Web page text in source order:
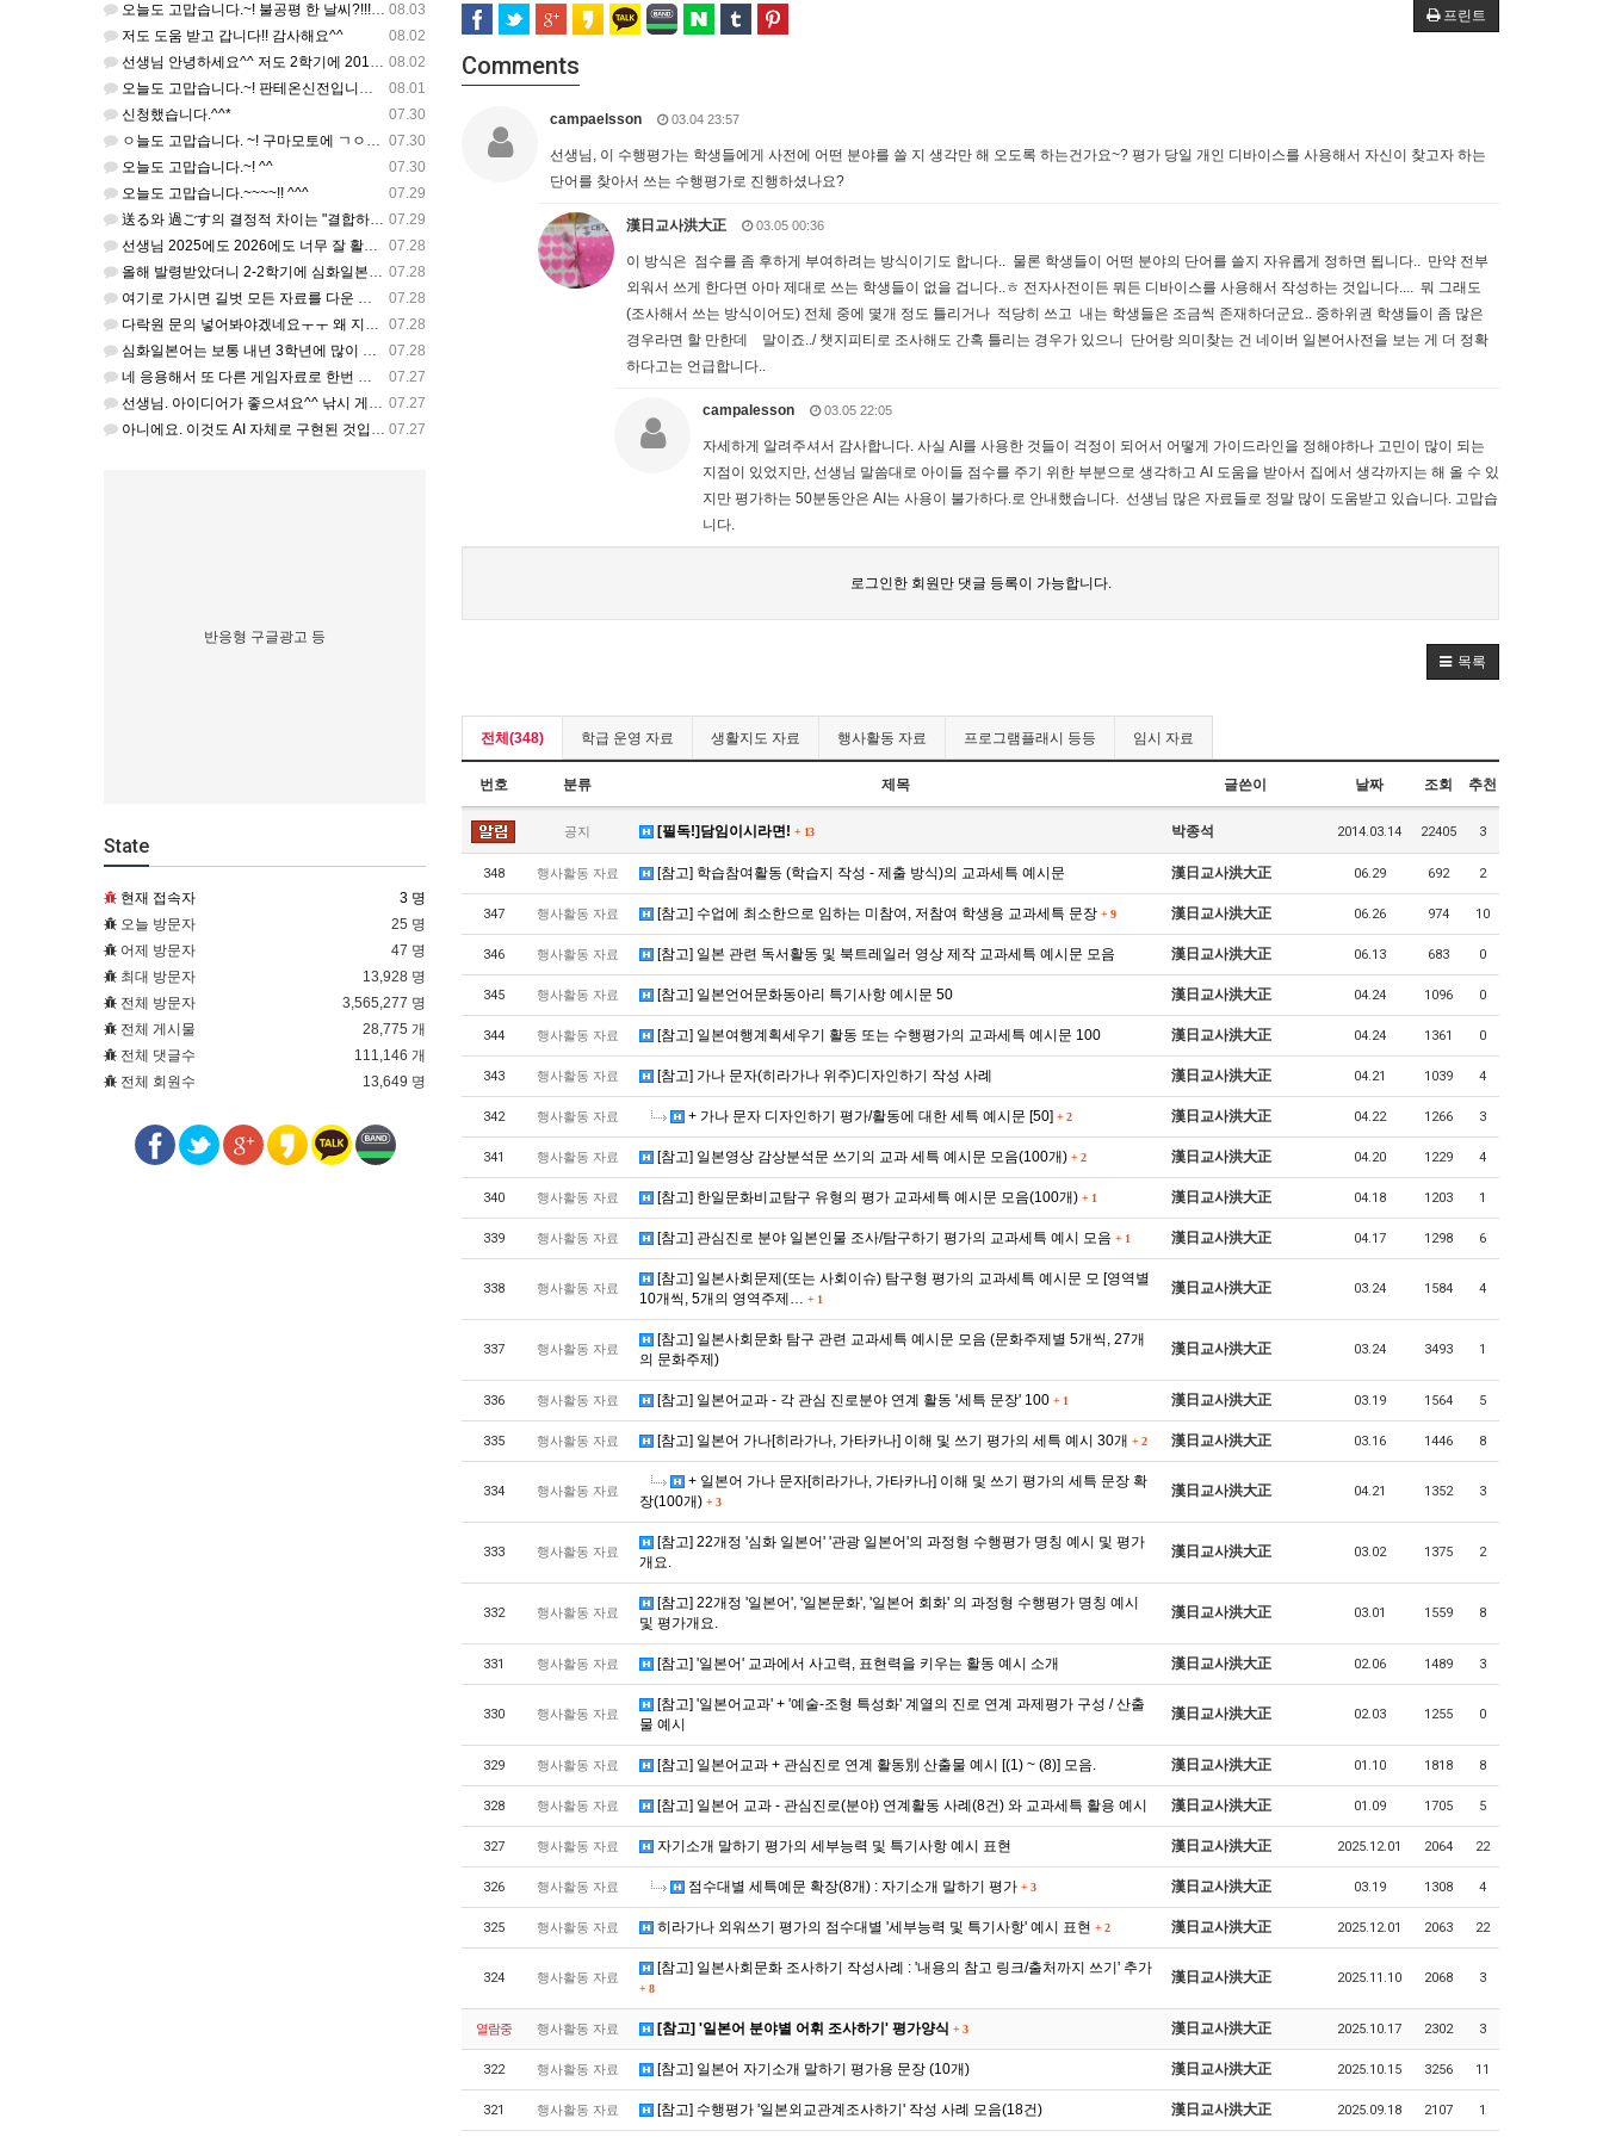
프린트
Comments
campaelsson 03.04 23:57
선생님, 이 수행평가는 학생들에게 사전에 어떤 분야를 쓸 지 생각만 해 오도록 하는건가요~? 평가 당일 개인 디바이스를 사용해서 자신이 찾고자 하는
단어를 찾아서 쓰는 수행평가로 진행하셨나요?
漢日교사洪大正 03.05 00:36
이 방식은 점수를 좀 후하게 부여하려는 방식이기도 합니다.. 물론 학생들이 어떤 분야의 단어를 쓸지 자유롭게 정하면 됩니다.. 만약 전부
외워서 쓰게 한다면 아마 제대로 쓰는 학생들이 없을 겁니다..ㅎ 전자사전이든 뭐든 디바이스를 사용해서 작성하는 것입니다.... 뭐 그래도
(조사해서 쓰는 방식이어도) 전체 중에 몇개 정도 틀리거나 적당히 쓰고 내는 학생들은 조금씩 존재하더군요.. 중하위권 학생들이 좀 많은
경우라면 할 만한데 말이죠../ 챗지피티로 조사해도 간혹 틀리는 경우가 있으니 단어랑 의미찾는 건 네이버 일본어사전을 보는 게 더 정확
하다고는 언급합니다..
campalesson 03.05 22:05
자세하게 알려주셔서 감사합니다. 사실 AI를 사용한 것들이 걱정이 되어서 어떻게 가이드라인을 정해야하나 고민이 많이 되는
지점이 있었지만, 선생님 말씀대로 아이들 점수를 주기 위한 부분으로 생각하고 AI 도움을 받아서 집에서 생각까지는 해 올 수 있
지만 평가하는 50분동안은 AI는 사용이 불가하다.로 안내했습니다. 선생님 많은 자료들로 정말 많이 도움받고 있습니다. 고맙습
니다.
로그인한 회원만 댓글 등록이 가능합니다.
목록
전체(348) 학급 운영 자료 생활지도 자료 행사활동 자료 프로그램플래시 등등 임시 자료
번호 분류 제목 글쓴이 날짜 조회 추천
공지 [필독!]담임이시라면! + 13 박종석 2014.03.14 22405 3
348 행사활동 자료 [참고] 학습참여활동 (학습지 작성 - 제출 방식)의 교과세특 예시문 漢日교사洪大正 06.29 692 2
347 행사활동 자료 [참고] 수업에 최소한으로 임하는 미참여, 저참여 학생용 교과세특 문장 + 9 漢日교사洪大正 06.26 974 10
346 행사활동 자료 [참고] 일본 관련 독서활동 및 북트레일러 영상 제작 교과세특 예시문 모음 漢日교사洪大正 06.13 683 0
345 행사활동 자료 [참고] 일본언어문화동아리 특기사항 예시문 50 漢日교사洪大正 04.24 1096 0
344 행사활동 자료 [참고] 일본여행계획세우기 활동 또는 수행평가의 교과세특 예시문 100 漢日교사洪大正 04.24 1361 0
343 행사활동 자료 [참고] 가나 문자(히라가나 위주)디자인하기 작성 사례 漢日교사洪大正 04.21 1039 4
342 행사활동 자료 + 가나 문자 디자인하기 평가/활동에 대한 세특 예시문 [50] + 2 漢日교사洪大正 04.22 1266 3
341 행사활동 자료 [참고] 일본영상 감상분석문 쓰기의 교과 세특 예시문 모음(100개) + 2 漢日교사洪大正 04.20 1229 4
340 행사활동 자료 [참고] 한일문화비교탐구 유형의 평가 교과세특 예시문 모음(100개) + 1 漢日교사洪大正 04.18 1203 1
339 행사활동 자료 [참고] 관심진로 분야 일본인물 조사/탐구하기 평가의 교과세특 예시 모음 + 1 漢日교사洪大正 04.17 1298 6
338 행사활동 자료
[참고] 일본사회문제(또는 사회이슈) 탐구형 평가의 교과세특 예시문 모 [영역별
10개씩, 5개의 영역주제… + 1
漢日교사洪大正 03.24 1584 4
337 행사활동 자료
[참고] 일본사회문화 탐구 관련 교과세특 예시문 모음 (문화주제별 5개씩, 27개
의 문화주제)
漢日교사洪大正 03.24 3493 1
336 행사활동 자료 [참고] 일본어교과 - 각 관심 진로분야 연계 활동 '세특 문장' 100 + 1 漢日교사洪大正 03.19 1564 5
335 행사활동 자료 [참고] 일본어 가나[히라가나, 가타카나] 이해 및 쓰기 평가의 세특 예시 30개 + 2 漢日교사洪大正 03.16 1446 8
334 행사활동 자료
+ 일본어 가나 문자[히라가나, 가타카나] 이해 및 쓰기 평가의 세특 문장 확
장(100개) + 3
漢日교사洪大正 04.21 1352 3
333 행사활동 자료
[참고] 22개정 '심화 일본어' '관광 일본어'의 과정형 수행평가 명칭 예시 및 평가
개요.
漢日교사洪大正 03.02 1375 2
332 행사활동 자료
[참고] 22개정 '일본어', '일본문화', '일본어 회화' 의 과정형 수행평가 명칭 예시
및 평가개요.
漢日교사洪大正 03.01 1559 8
331 행사활동 자료 [참고] '일본어' 교과에서 사고력, 표현력을 키우는 활동 예시 소개 漢日교사洪大正 02.06 1489 3
330 행사활동 자료
[참고] '일본어교과' + '예술-조형 특성화' 계열의 진로 연계 과제평가 구성 / 산출
물 예시
漢日교사洪大正 02.03 1255 0
329 행사활동 자료 [참고] 일본어교과 + 관심진로 연계 활동別 산출물 예시 [(1) ~ (8)] 모음. 漢日교사洪大正 01.10 1818 8
328 행사활동 자료 [참고] 일본어 교과 - 관심진로(분야) 연계활동 사례(8건) 와 교과세특 활용 예시 漢日교사洪大正 01.09 1705 5
327 행사활동 자료 자기소개 말하기 평가의 세부능력 및 특기사항 예시 표현 漢日교사洪大正 2025.12.01 2064 22
326 행사활동 자료 점수대별 세특예문 확장(8개) : 자기소개 말하기 평가 + 3 漢日교사洪大正 03.19 1308 4
325 행사활동 자료 히라가나 외워쓰기 평가의 점수대별 '세부능력 및 특기사항' 예시 표현 + 2 漢日교사洪大正 2025.12.01 2063 22
324 행사활동 자료
[참고] 일본사회문화 조사하기 작성사례 : '내용의 참고 링크/출처까지 쓰기' 추가
+ 8
漢日교사洪大正 2025.11.10 2068 3
열람중 행사활동 자료 [참고] '일본어 분야별 어휘 조사하기' 평가양식 + 3 漢日교사洪大正 2025.10.17 2302 3
322 행사활동 자료 [참고] 일본어 자기소개 말하기 평가용 문장 (10개) 漢日교사洪大正 2025.10.15 3256 11
321 행사활동 자료 [참고] 수행평가 '일본외교관계조사하기' 작성 사례 모음(18건) 漢日교사洪大正 2025.09.18 2107 1
08.03
오늘도 고맙습니다.~! 불공평 한 날씨?!!! 건강 최고 입니다. ^^
08.02
저도 도움 받고 갑니다!! 감사해요^^
08.02
선생님 안녕하세요^^ 저도 2학기에 2015 관광일본어를 평가계획을 세우려고 하는데. ..아무리 찾아도 없어…
08.01
오늘도 고맙습니다.~! 판테온신전입니까? 안전 제일!! ㅎㅎ 감사해요. ^^
07.30
신청했습니다.^^*
07.30
ㅇ늘도 고맙습니다. ~! 구마모토에 ㄱㅇ도 7의 지진,,,무사, 안전을 기도 합니다. 감사해요...
07.30
오늘도 고맙습니다.~! ^^
07.29
오늘도 고맙습니다.~~~~!! ^^^
07.29
送る와 過ごす의 결정적 차이는 "결합하는 시간 단위"와 "묘사 대상"입니다. 過ごす 하루, 오후, 주말, 휴…
07.28
선생님 2025에도 2026에도 너무 잘 활용합니다.. 감사해요!!!
07.28
올해 발령받았더니 2-2학기에 심화일본어 다락원 교과서 채택되어 있네요. 저도 당장 다음달부터 수업을 해야하…
07.28
여기로 가시면 길벗 모든 자료를 다운 받으실수 있으세요^^ https://coffee-plume-710.no…
07.28
다락원 문의 넣어봐야겠네요ㅜㅜ 왜 지금 심화일본어가 개설된지는 저도 참 의문입니다... 작년에 계셨던 선생님…
07.28
심화일본어는 보통 내년 3학년에 많이 개설해서 지금 홈페이지에 없는가보네요~ 일본어랑 생활 일본어는 다 있는…
07.27
네 응용해서 또 다른 게임자료로 한번 개발해주셔도 좋습니다
07.27
선생님. 아이디어가 좋으셔요^^ 낚시 게임도 그렇고. 혹시 이것 제가 응용 사용해 보아도 될 까요?
07.27
아니에요. 이것도 AI 자체로 구현된 것입니다. 완전히 자연스럽지 않습니다. 향후 저도 음성이 너무 이상하다…
반응형 구글광고 등
State
현재 접속자
3 명
오늘 방문자
25 명
어제 방문자
47 명
최대 방문자
13,928 명
전체 방문자
3,565,277 명
전체 게시물
28,775 개
전체 댓글수
111,146 개
전체 회원수
13,649 명